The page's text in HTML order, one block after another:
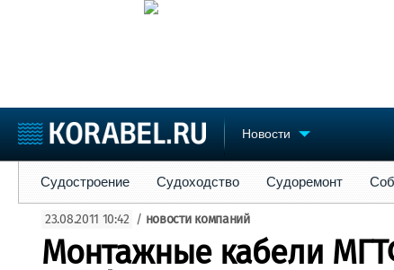
Новости
Судостроение
Пульс
Новости
Торговая площадка
Доска объявлений
Продажа флота
Судостроение Судоходство Судоремонт
23.08.2011 10:42 / новости компаний
Монтажные кабели